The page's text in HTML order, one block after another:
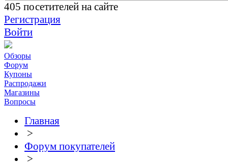
405 посетителей на сайте
Регистрация
Войти
Обзоры
Форум
Купоны
Распродажи
Магазины
Вопросы
Главная
>
Форум покупателей
>